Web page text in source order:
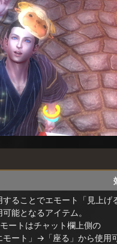
することでエモート「見上げ
可能となるアイテム。
ートはチャット欄上側の
モート」→「座る」から使用